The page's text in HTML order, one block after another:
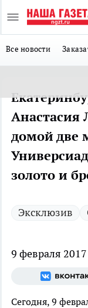
Все новости
Анастасия
домой две
золото и
Эксклюзив
9 февраля 2017
Сегодня, 9